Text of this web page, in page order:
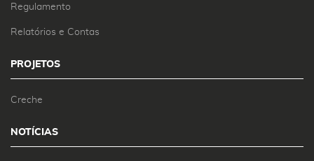
Regulamento
Relatórios e Contas
PROJETOS
Creche
NOTÍCIAS